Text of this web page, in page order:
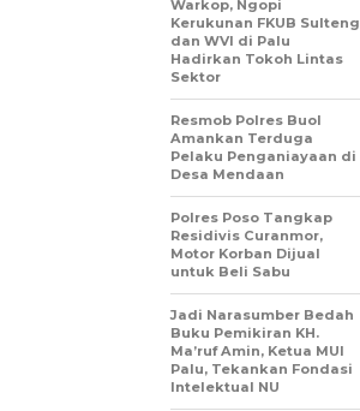
Warkop, Ngopi
Kerukunan FKUB Sulteng
dan WVI di Palu
Hadirkan Tokoh Lintas
Sektor
Resmob Polres Buol
Amankan Terduga
Pelaku Penganiayaan di
Desa Mendaan
Polres Poso Tangkap
Residivis Curanmor,
Motor Korban Dijual
untuk Beli Sabu
Jadi Narasumber Bedah
Buku Pemikiran KH.
Ma’ruf Amin, Ketua MUI
Palu, Tekankan Fondasi
Intelektual NU